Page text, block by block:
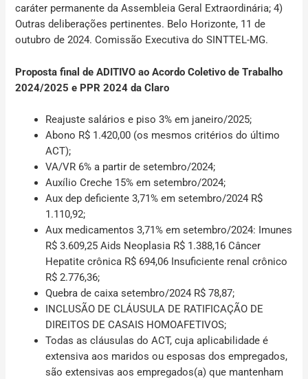
caráter permanente da Assembleia Geral Extraordinária; 4)
Outras deliberações pertinentes. Belo Horizonte, 11 de
outubro de 2024. Comissão Executiva do SINTTEL-MG.
Proposta final de ADITIVO ao Acordo Coletivo de Trabalho
2024/2025 e PPR 2024 da Claro
Reajuste salários e piso 3% em janeiro/2025;
Abono R$ 1.420,00 (os mesmos critérios do último
ACT);
VA/VR 6% a partir de setembro/2024;
Auxílio Creche 15% em setembro/2024;
Aux dep deficiente 3,71% em setembro/2024 R$
1.110,92;
Aux medicamentos 3,71% em setembro/2024: Imunes
R$ 3.609,25 Aids Neoplasia R$ 1.388,16 Câncer
Hepatite crônica R$ 694,06 Insuficiente renal crônico
R$ 2.776,36;
Quebra de caixa setembro/2024 R$ 78,87;
INCLUSÃO DE CLÁUSULA DE RATIFICAÇÃO DE
DIREITOS DE CASAIS HOMOAFETIVOS;
Todas as cláusulas do ACT, cuja aplicabilidade é
extensiva aos maridos ou esposas dos empregados,
são extensivas aos empregados(a) que mantenham